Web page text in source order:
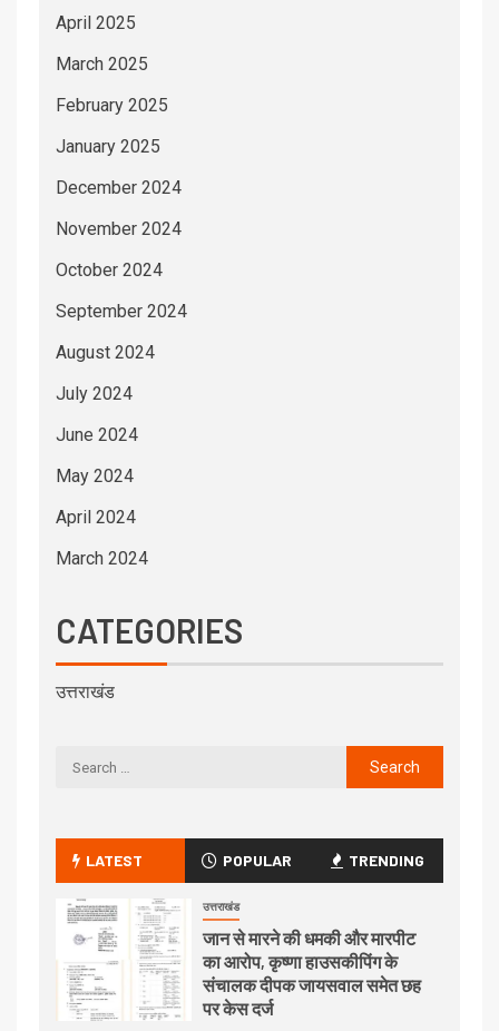
April 2025
March 2025
February 2025
January 2025
December 2024
November 2024
October 2024
September 2024
August 2024
July 2024
June 2024
May 2024
April 2024
March 2024
CATEGORIES
उत्तराखंड
LATEST POPULAR TRENDING
उत्तराखंड
जान से मारने की धमकी और मारपीट
का आरोप, कृष्णा हाउसकीपिंग के
संचालक दीपक जायसवाल समेत छह
पर केस दर्ज